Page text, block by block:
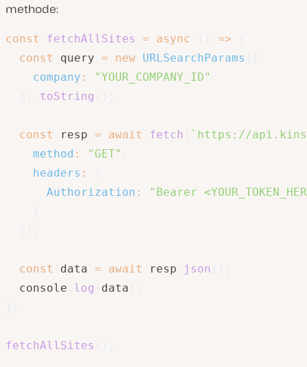
methode:
const fetchAllSites = async =>
const
query = new URLSearchParams
company :
"YOUR_COMPANY_ID"
toString
const resp = await fetch ` https://
method : "GET"
headers :
Authorization :
"Bearer
const data = await resp json
  console
log data
fetchAllSites